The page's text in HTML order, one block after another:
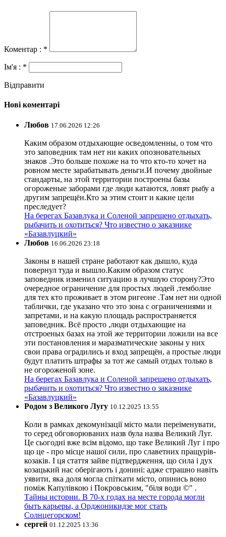
Коментар : *
Ім'я : *
Відправити
Нові коментарі
Любов 17.06.2026 12:26
Каким образом отдыхающие осведомленны, о том что
это заповедник там нет ни каких опозновательных
знаков .Это больше похоже на то что кто-то хочет на
ровном месте зарабатывать деньги.И почему двойные
стандарты, на этой территории построены базы
огороженые заборами где люди катаются, ловят рыбу а
другим запрещён.Кто за этим стоит и какие цели
преследует?
На берегах Базавлука и Соленой запрещено отдыхать,
рыбачить и охотиться? Что известно о заказнике
«Базавлуцкий»
Любов 16.06.2026 23:18
Законы в нашей стране работают как дышло, куда
повернул туда и вышло.Каким образом статус
заповедник изменил ситуацию в лучшую сторону?Это
очередное ограничение для простых людей ,темболие
для тех кто проживает в этом ригеоне .Там нет ни одной
таблички, где указано что это зона с ограничениями и
запретами, и на какую площадь распространяется
заповедник. Всё просто ,люди отдыхающие на
отстроеных базах на этой же территории ложили на все
эти постановления и маразматические законы у них
свои права оградились и вход запрещён, а простые люди
будут платить штрафы за тот же самый отдых только в
не огороженой зоне.
На берегах Базавлука и Соленой запрещено отдыхать,
рыбачить и охотиться? Что известно о заказнике
«Базавлуцкий»
Родом з Великого Лугу 10.12.2025 13:55
Коли в рамках декомунізації місто мали переіменувати,
то серед обговорюваних назв була назва Великий Луг.
Це сьогодні вже всім відомо, що таке Великий Луг і про
що це - про місце нашої сили, про славетних пращурів-
козаків. І ця стаття зайве підтвердження, що сила і дух
козацький нас оберігають і донині: адже страшно навіть
уявити, яка доля могла спіткати місто, опинись воно
поміж Капулівкою і Покровським, "біля води ©" .
Тайны истории. В 70-х годах на месте города могли
быть карьеры, а Орджоникидзе мог стать
Солнцегорском!
сергей 01.12.2025 13:36